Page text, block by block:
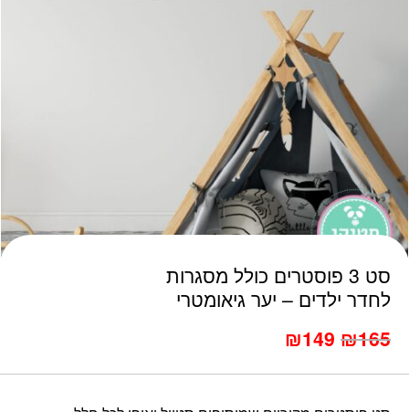
סט 3 פוסטרים כולל מסגרות
לחדר ילדים – יער גיאומטרי
המחיר
₪165
המחיר
₪149
כמות סט 3 פוסטרים כולל מסגרות לחדר ילדים - יער גיאומטרי